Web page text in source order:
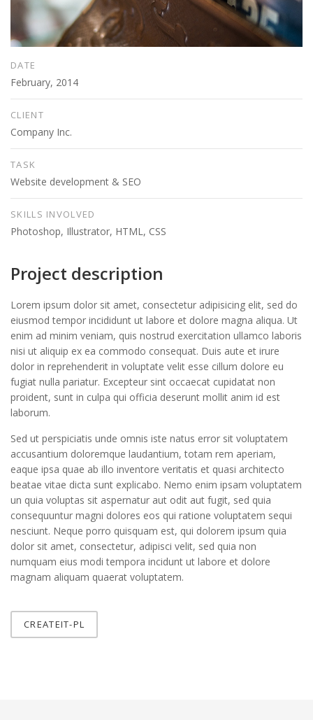
DATE
February, 2014
CLIENT
Company Inc.
TASK
Website development & SEO
SKILLS INVOLVED
Photoshop, Illustrator, HTML, CSS
Project description
Lorem ipsum dolor sit amet, consectetur adipisicing elit, sed do
eiusmod tempor incididunt ut labore et dolore magna aliqua. Ut
enim ad minim veniam, quis nostrud exercitation ullamco laboris
nisi ut aliquip ex ea commodo consequat. Duis aute et irure
dolor in reprehenderit in voluptate velit esse cillum dolore eu
fugiat nulla pariatur. Excepteur sint occaecat cupidatat non
proident, sunt in culpa qui officia deserunt mollit anim id est
laborum.
Sed ut perspiciatis unde omnis iste natus error sit voluptatem
accusantium doloremque laudantium, totam rem aperiam,
eaque ipsa quae ab illo inventore veritatis et quasi architecto
beatae vitae dicta sunt explicabo. Nemo enim ipsam voluptatem
un quia voluptas sit aspernatur aut odit aut fugit, sed quia
consequuntur magni dolores eos qui ratione voluptatem sequi
nesciunt. Neque porro quisquam est, qui dolorem ipsum quia
dolor sit amet, consectetur, adipisci velit, sed quia non
numquam eius modi tempora incidunt ut labore et dolore
magnam aliquam quaerat voluptatem.
CREATEIT-PL